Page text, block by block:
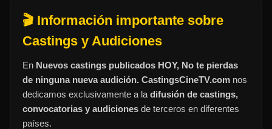
🎬 Información importante sobre
Castings y Audiciones
En Nuevos castings publicados HOY, No te pierdas
de ninguna nueva audición. CastingsCineTV.com nos
dedicamos exclusivamente a la difusión de castings,
convocatorias y audiciones de terceros en diferentes
países.